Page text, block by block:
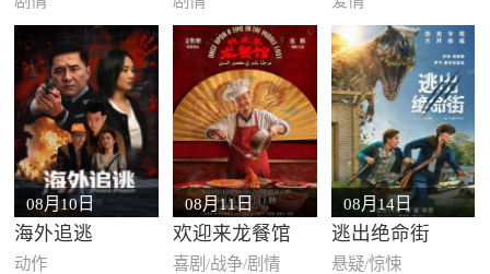
08月10日
海外追逃
动作
08月11日
欢迎来龙餐馆
喜剧/战争/剧情
08月14日
逃出绝命街
悬疑/惊悚